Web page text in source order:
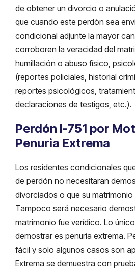
de obtener un divorcio o
que cuando este perdón sea
condicional adjunte la mayor
corroboren la veracidad del
humillación o abuso físico,
(reportes policiales, historial
reportes psicológicos,
declaraciones de testigos, etc.).
Perdón I-751 por
Penuria Extrema
Los residentes condicionales
de perdón no necesitaran
divorciados o que su
Tampoco será necesario
matrimonio fue verídico. Lo
demostrar es penuria extrema.
fácil y solo algunos casos son
Extrema se demuestra con